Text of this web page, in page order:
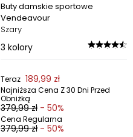
Buty damskie sportowe
Vendeavour
Szary
3 kolory
Teraz 189,99 zł
Najniższa Cena Z 30 Dni Przed
Obniżką
379,99 zł - 50%
Cena Regularna
379,99 zł - 50%